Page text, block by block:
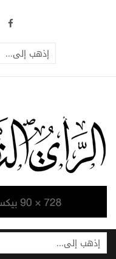
إذهب إلى...
إذهب إلى...